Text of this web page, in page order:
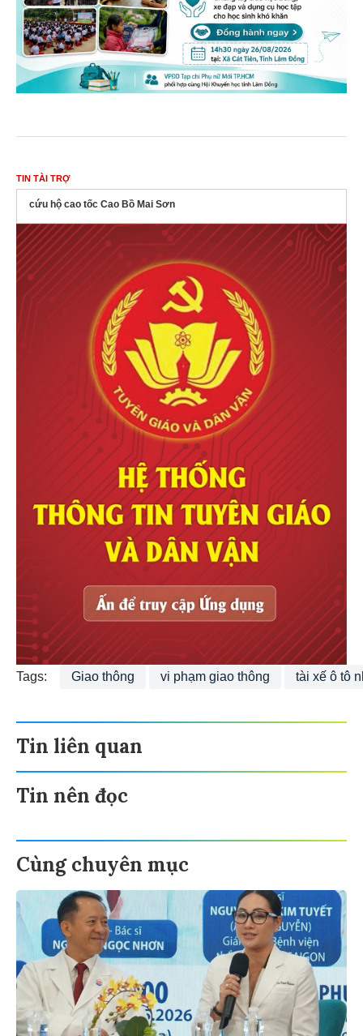
TIN TÀI TRỢ
cứu hộ cao tốc Cao Bồ Mai Sơn
Tags: Giao thông vi phạm giao thông tài xế ô tô
Tin liên quan
Tin nên đọc
Cùng chuyên mục